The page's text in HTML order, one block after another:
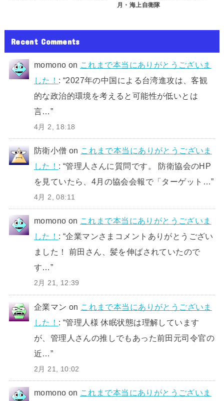
月・海上自衛隊
Recent Comments
momono on これまで本当にありがとうございま
した！ : “2027年の中国による台湾進攻は、客観
的な政治的環境を考えると可能性が低いとは
言… ”
4月 2, 18:18
防衛小僧 on これまで本当にありがとうございま
した！ : “管理人さんに質問です。 防衛協会のHP
を見ていたら、4月の協会会報で「ターゲット…”
4月 2, 08:11
momono on これまで本当にありがとうございま
した！ : “企業マンさまコメントありがとうござい
ました！ 前田さん、髪を伸ばされていたので
す…”
2月 21, 12:39
企業マン on これまで本当にありがとうございま
した！ : “管理人様 休眠状態は理解しています
が、管理人さんの推しでもあった前田元司令官の
近…”
2月 21, 10:02
momono on これまで本当にありがとうございま